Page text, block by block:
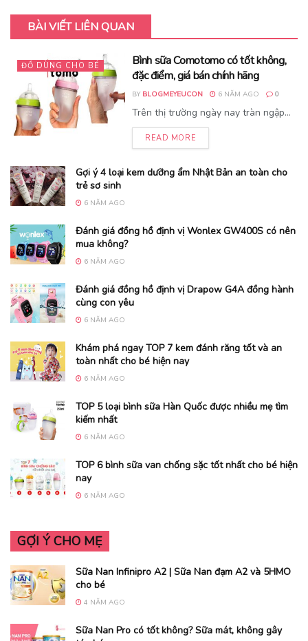
BÀI VIẾT LIÊN QUAN
ĐỒ DÙNG CHO BÉ
Bình sữa Comotomo có tốt không,
đặc điểm, giá bán chính hãng
BY BLOGMEYEUCON 6 NĂM AGO 0
Trên thị trường ngày nay tràn ngập...
READ MORE
Gợi ý 4 loại kem dưỡng ẩm Nhật Bản an toàn cho
trẻ sơ sinh
6 NĂM AGO
Đánh giá đồng hồ định vị Wonlex GW400S có nên
mua không?
6 NĂM AGO
Đánh giá đồng hồ định vị Drapow G4A đồng hành
cùng con yêu
6 NĂM AGO
Khám phá ngay TOP 7 kem đánh răng tốt và an
toàn nhất cho bé hiện nay
6 NĂM AGO
TOP 5 loại bình sữa Hàn Quốc được nhiều mẹ tìm
kiếm nhất
6 NĂM AGO
TOP 6 bình sữa van chống sặc tốt nhất cho bé hiện
nay
6 NĂM AGO
GỢI Ý CHO MẸ
Sữa Nan Infinipro A2 | Sữa Nan đạm A2 và 5HMO
cho bé
4 NĂM AGO
Sữa Nan Pro có tốt không? Sữa mát, không gây